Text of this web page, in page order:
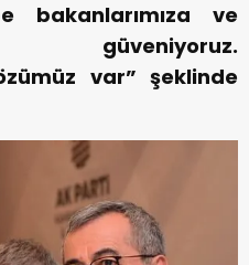
bakanlarımıza ve
güveniyoruz.
var” şeklinde